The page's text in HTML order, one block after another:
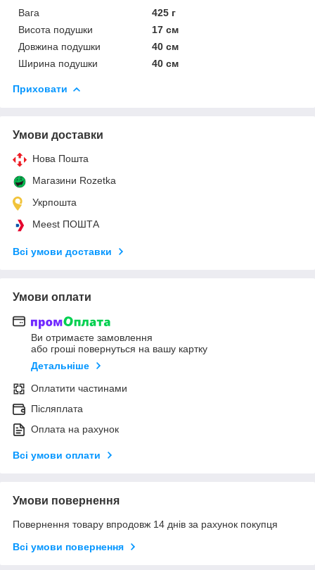
Вага
425 г
Висота подушки
17 см
Довжина подушки
40 см
Ширина подушки
40 см
Приховати
Умови доставки
Нова Пошта
Магазини Rozetka
Укрпошта
Meest ПОШТА
Всі умови доставки
Умови оплати
Ви отримаєте замовлення
або гроші повернуться на вашу картку
Детальніше
Оплатити частинами
Післяплата
Оплата на рахунок
Всі умови оплати
Умови повернення
Повернення товару впродовж 14 днів за рахунок покупця
Всі умови повернення